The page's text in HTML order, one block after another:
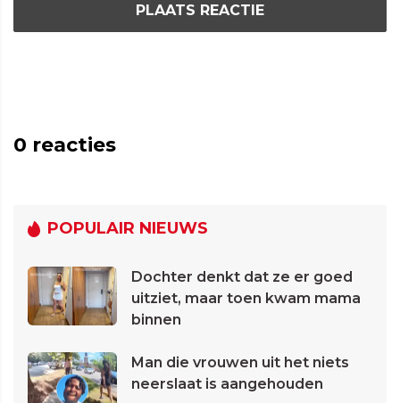
PLAATS REACTIE
0 reacties
POPULAIR NIEUWS
Dochter denkt dat ze er goed
uitziet, maar toen kwam mama
binnen
Man die vrouwen uit het niets
neerslaat is aangehouden